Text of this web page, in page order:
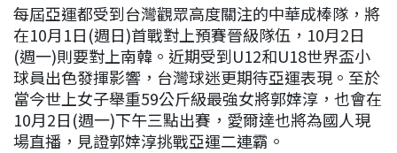
每屆亞運都受到台灣觀眾高度關注的中華成棒隊，將
在10月1日(週日)首戰對上預賽晉級隊伍，10月2日
(週一)則要對上南韓。近期受到U12和U18世界盃小
球員出色發揮影響，台灣球迷更期待亞運表現。至於
當今世上女子舉重59公斤級最強女將郭婞淳，也會在
10月2日(週一)下午三點出賽，愛爾達也將為國人現
場直播，見證郭婞淳挑戰亞運二連霸。